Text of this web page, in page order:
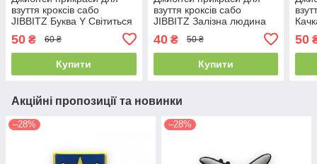
взуття кроксів сабо
JIBBITZ Буква Y Світиться
50 ₴ 60 ₴
Купити
взуття кроксів сабо
JIBBITZ Залізна людина
40₴ 50 ₴
Купити
50
Акційні пропозиції та новинки
–28% –28%